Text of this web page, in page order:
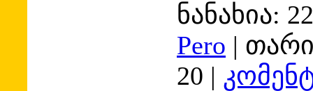
ნანახია:
Pero |
20 |